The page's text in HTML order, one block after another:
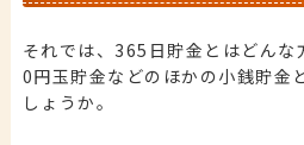
それでは、365日貯金とはどんな
0円玉貯金などのほかの小銭貯金
しょうか。